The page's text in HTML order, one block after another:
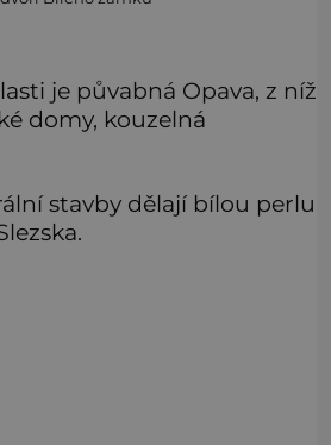
je půvabná Opava, z níž
domy, kouzelná
stavby dělají bílou perlu